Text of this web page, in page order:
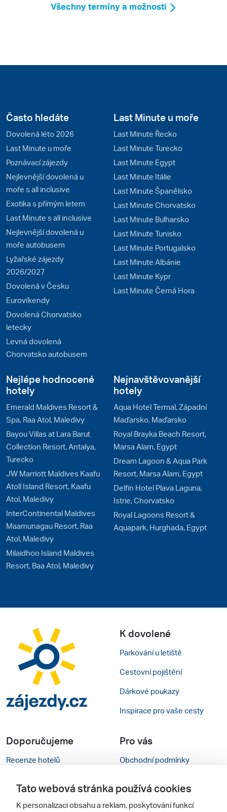
Všechny termíny a možnosti
Často hledáte
Dovolená léto 2026
Last Minute u moře
Poznávací zájezdy
Nejlevnější dovolená u
moře s all inclusive
Exotika s přímým letem
Last Minute s all inclusive
Nejlevnější dovolená u
moře autobusem
Lyžařské zájezdy
2026/2027
Dovolená v Česku
Eurovíkendy
Dovolená Chorvatsko
letecky
Levná dovolená
Chorvatsko autobusem
Last Minute u moře
Last Minute Řecko
Last Minute Turecko
Last Minute Egypt
Last Minute Itálie
Last Minute Španělsko
Last Minute Chorvatsko
Last Minute Bulharsko
Last Minute Tunisko
Last Minute Portugalsko
Last Minute Albánie
Last Minute Kypr
Last Minute Černá Hora
Nejlépe hodnocené
hotely
Emerald Maldives Resort &
Spa, Raa Atol, Maledivy
Bayou Villas at Lara Barut
Collection Resort, Antalya,
Turecko
JW Marriott Maldives Kaafu
Atoll Island Resort, Kaafu
Atol, Maledivy
InterContinental Maldives
Maamunagau Resort, Raa
Atol, Maledivy
Milaidhoo Island Maldives
Resort, Baa Atol, Maledivy
Nejnavštěvovanější
hotely
Aqua Hotel Termal, Západní
Maďarsko, Maďarsko
Royal Brayka Beach Resort,
Marsa Alam, Egypt
Dream Lagoon & Aqua Park
Resort, Marsa Alam, Egypt
Delfin Hotel Plava Laguna,
Istrie, Chorvatsko
Royal Lagoons Resort &
Aquapark, Hurghada, Egypt
K dovolené
Parkování u letiště
Cestovní pojištění
Dárkové poukazy
Inspirace pro vaše cesty
Doporučujeme
Recenze hotelů
Pro vás
Obchodní podmínky
Tato webová stránka používá cookies
K personalizaci obsahu a reklam, poskytování funkcí